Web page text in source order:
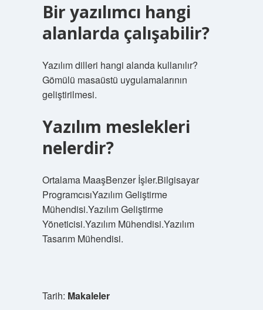
Bir yazılımcı hangi
alanlarda çalışabilir?
Yazılım dilleri hangi alanda kullanılır?
Gömülü masaüstü uygulamalarının
geliştirilmesi.
Yazılım meslekleri
nelerdir?
Ortalama MaaşBenzer İşler.Bilgisayar
ProgramcısıYazılım Geliştirme
Mühendisi.Yazılım Geliştirme
Yöneticisi.Yazılım Mühendisi.Yazılım
Tasarım Mühendisi.
Tarih: Makaleler